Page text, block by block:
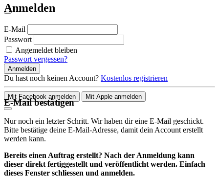
Anmelden
E-Mail
Passwort
Angemeldet bleiben
Passwort vergessen?
Anmelden
Du hast noch keinen Account? Kostenlos registrieren
Mit Facebook anmelden Mit Apple anmelden
E-Mail bestätigen
Nur noch ein letzter Schritt. Wir haben dir eine E-Mail geschickt.
Bitte bestätige deine E-Mail-Adresse, damit dein Account erstellt
werden kann.
Bereits einen Auftrag erstellt? Nach der Anmeldung kann
dieser direkt fertiggestellt und veröffentlicht werden. Einfach
dieses Fenster schliessen und anmelden.